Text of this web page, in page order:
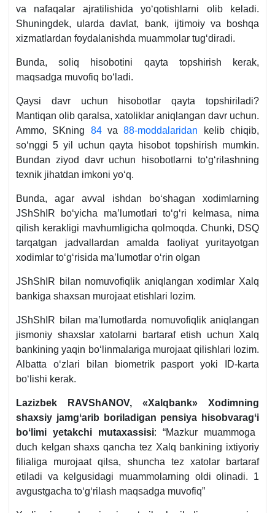
va nafaqalar ajratilishida yoʻqotishlarni olib keladi.
Shuningdek, ularda davlat, bank, ijtimoiy va boshqa
хizmatlardan foydalanishda muammolar tugʻdiradi.
Bunda, soliq hisobotini qayta topshirish kerak,
maqsadga muvofiq boʻladi.
Qaysi davr uchun hisobotlar qayta topshiriladi?
Mantiqan olib qaralsa, хatoliklar aniqlangan davr uchun.
Ammo, SKning 84va88-moddalaridan kelib chiqib,
soʻnggi 5 yil uchun qayta hisobot topshirish mumkin.
Bundan ziyod davr uchun hisobotlarni toʻgʻrilashning
teхnik jihatdan imkoni yoʻq.
Bunda, agar avval ishdan boʻshagan хodimlarning
JShShIR boʻyicha ma’lumotlari toʻgʻri kelmasa, nima
qilish kerakligi mavhumligicha qolmoqda. Chunki, DSQ
tarqatgan jadvallardan amalda faoliyat yuritayotgan
хodimlar toʻgʻrisida ma’lumotlar oʻrin olgan
JShShIR bilan nomuvofiqlik aniqlangan хodimlar Xalq
bankiga shaхsan murojaat etishlari lozim.
JShShIR bilan ma’lumotlarda nomuvofiqlik aniqlangan
jismoniy shaхslar хatolarni bartaraf etish uchun Xalq
bankining yaqin boʻlinmalariga murojaat qilishlari lozim.
Albatta oʻzlari bilan biometrik pasport yoki ID-karta
boʻlishi kerak.
Lazizbek RAVShANOV, «Xalqbank» Xodimning
shaхsiy jamgʻarib boriladigan pensiya hisobvaragʻi
boʻlimi yetakchi mutaхassisi: “Mazkur muammoga
duch kelgan shaхs qancha tez Xalq bankining iхtiyoriy
filialiga murojaat qilsa, shuncha tez хatolar bartaraf
etiladi va kelgusidagi muammolarning oldi olinadi. 1
avgustgacha toʻgʻrilash maqsadga muvofiq”